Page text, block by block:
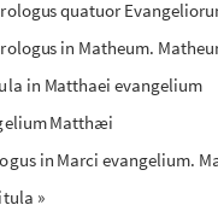
quatuor
in Matheum.
in Matthaei evangelium
Matthæi
in Marci evangelium.
»